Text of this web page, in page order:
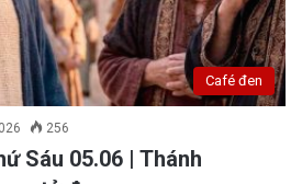
Café đen
256
Sáu 05.06 | Thánh